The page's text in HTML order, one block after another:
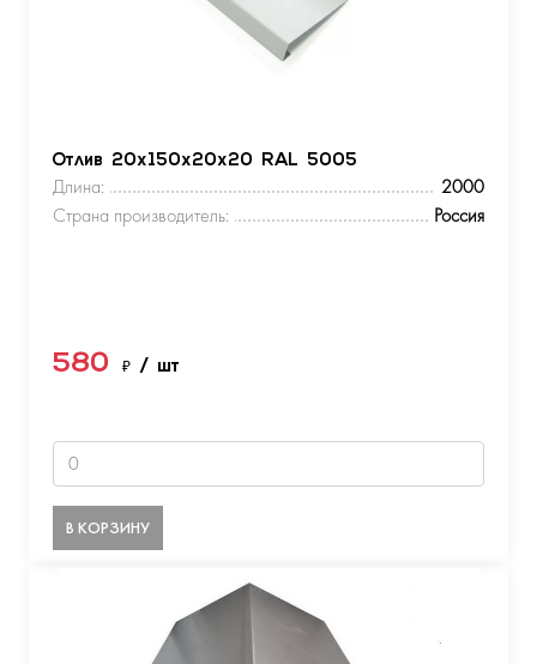
Отлив 20х150х20х20 RAL 5005
Длина:
2000
Страна производитель:
Россия
580 ₽ / шт
В КОРЗИНУ